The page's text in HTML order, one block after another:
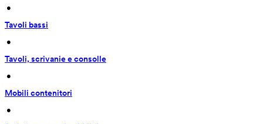
•
Tavoli bassi
•
Tavoli, scrivanie e consolle
•
Mobili contenitori
•